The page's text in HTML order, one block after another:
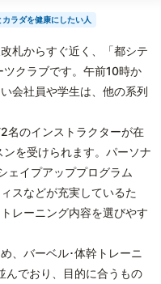
カラダを健康にしたい人
札からすぐ近く、「都シテ
クラブです。午前10時か
会社員や学生は、他の系列
名のインストラクターが在
を受けられます。パーソナ
ェイプアッププログラム
スなどが充実しているた
レーニング内容を選びやす
、バーベル･体幹トレーニ
んでおり、目的に合うもの